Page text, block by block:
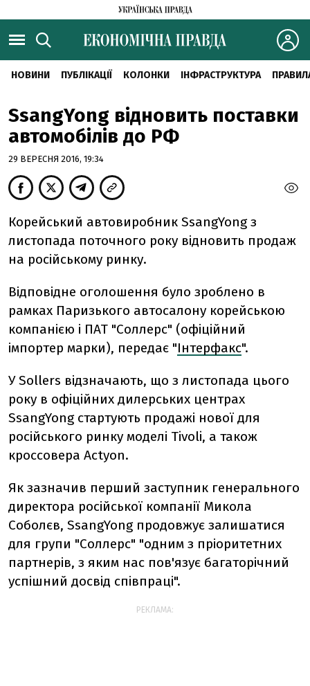
НОВИНИ ПУБЛІКАЦІЇ КОЛОНКИ ІНФРАСТРУКТУРА
SsangYong відновить поставки
автомобілів до РФ
29 ВЕРЕСНЯ 2016, 19:34
Корейський автовиробник SsangYong з
листопада поточного року відновить продаж
на російському ринку.
Відповідне оголошення було зроблено в
рамках Паризького автосалону корейською
компанією і ПАТ "Соллерс" (офіційний
імпортер марки), передає "Інтерфакс".
У Sollers відзначають, що з листопада цього
року в офіційних дилерських центрах
SsangYong стартують продажі нової для
російського ринку моделі Tivoli, а також
кроссовера Actyon.
Як зазначив перший заступник генерального
директора російської компанії Микола
Соболєв, SsangYong продовжує залишатися
для групи "Соллерс" "одним з пріоритетних
партнерів, з яким нас пов'язує багаторічний
успішний досвід співпраці".
РЕКЛАМА: